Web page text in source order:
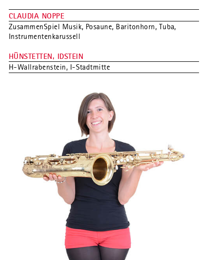
CLAUDIA NOPPE
ZusammenSpiel Musik, Posaune, Baritonhorn, Tuba,
Instrumentenkarussell
HÜNSTETTEN, IDSTEIN
H-Wallrabenstein, I-Stadtmitte